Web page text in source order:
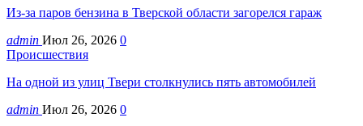
Из-за паров бензина в Тверской области загорелся гараж
admin Июл 26, 2026 0
Происшествия
На одной из улиц Твери столкнулись пять автомобилей
admin Июл 26, 2026 0